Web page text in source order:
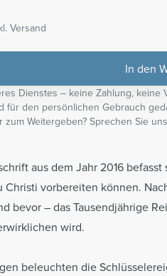
Versand
In den
Dienstes – keine Zahlung, keine
für den persönlichen Gebrauch
zum Weitergeben? Sprechen Sie
aus dem Jahr 2016
Christi vorbereiten können.
bevor – das Tausendjährige
wird.
beleuchten die